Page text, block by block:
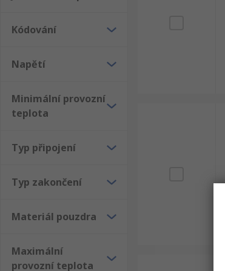
Kódování
Napětí
Minimální provozní
teplota
Typ připojení
Typ zakončení
Materiál pouzdra
Maximální
provozní teplota